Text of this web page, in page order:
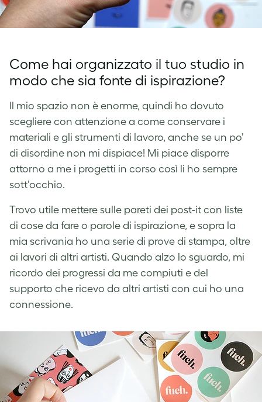
Come hai organizzato il tuo studio in
modo che sia fonte di ispirazione?
Il mio spazio non è enorme, quindi ho dovuto
scegliere con attenzione a come conservare i
materiali e gli strumenti di lavoro, anche se un po’
di disordine non mi dispiace! Mi piace disporre
attorno a me i progetti in corso così li ho sempre
sott’occhio.
Trovo utile mettere sulle pareti dei post-it con liste
di cose da fare o parole di ispirazione, e sopra la
mia scrivania ho una serie di prove di stampa, oltre
ai lavori di altri artisti. Quando alzo lo sguardo, mi
ricordo dei progressi da me compiuti e del
supporto che ricevo da altri artisti con cui ho una
connessione.